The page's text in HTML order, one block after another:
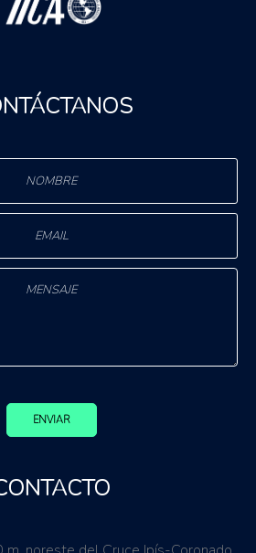
ENVIAR